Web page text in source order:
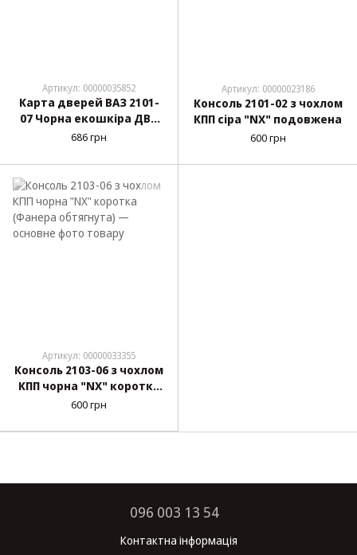
Артикул: 00000035852
Карта дверей ВАЗ 2101-
07 Чорна екошкіра ДВП
4мм (4шт)
686 грн
Артикул: 00000023186
Консоль 2101-02 з чохлом
КПП сіра "NX" подовжена
600 грн
Артикул: 00000033355
Консоль 2103-06 з чохлом
КПП чорна "NX" коротка
(Фанера обтягнута)
600 грн
096 003 13 54
Контактна інформація